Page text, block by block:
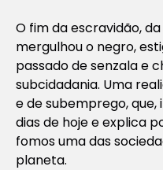
O fim da escravidão,
mergulhou o negro,
passado de senzala e
subcidadania. Uma
e de subemprego,
dias de hoje e explica
fomos uma das
planeta.